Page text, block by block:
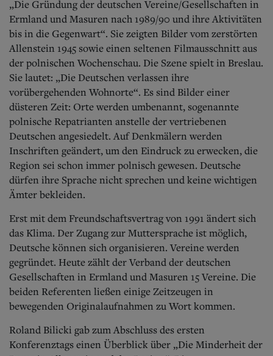
„Die Gründung der deutschen Vereine/Gesellschaften in
Ermland und Masuren nach 1989/90 und ihre Aktivitäten
bis in die Gegenwart“. Sie zeigten Bilder vom zerstörten
Allenstein 1945 sowie einen seltenen Filmausschnitt aus
der polnischen Wochenschau. Die Szene spielt in Breslau.
Sie lautet: „Die Deutschen verlassen ihre
vorübergehenden Wohnorte“. Es sind Bilder einer
düsteren Zeit: Orte werden umbenannt, sogenannte
polnische Repatrianten anstelle der vertriebenen
Deutschen angesiedelt. Auf Denkmälern werden
Inschriften geändert, um den Eindruck zu erwecken, die
Region sei schon immer polnisch gewesen. Deutsche
dürfen ihre Sprache nicht sprechen und keine wichtigen
Ämter bekleiden.
Erst mit dem Freundschaftsvertrag von 1991 ändert sich
das Klima. Der Zugang zur Muttersprache ist möglich,
Deutsche können sich organisieren. Vereine werden
gegründet. Heute zählt der Verband der deutschen
Gesellschaften in Ermland und Masuren 15 Vereine. Die
beiden Referenten ließen einige Zeitzeugen in
bewegenden Originalaufnahmen zu Wort kommen.
Roland Bilicki gab zum Abschluss des ersten
Konferenztags einen Überblick über „Die Minderheit der